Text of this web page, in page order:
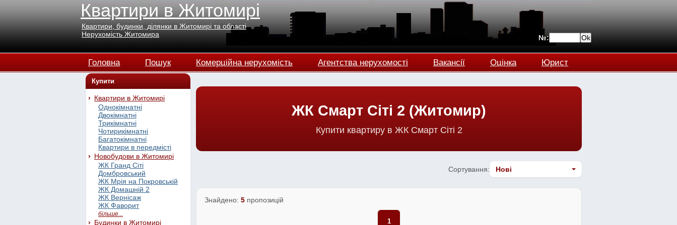
Квартири в Житомирі
№:
Квартири, будинки, ділянки в Житомирі та області
Нерухомість Житомира
Головна Пошук Комерційна нерухомість Агентства нерухомості Вакансії Оцінка Юрист
Купити
Квартири в Житомирі
Однокімнатні
Двокімнатні
Трикімнатні
Чотирикімнатні
Багатокімнатні
Квартири в передмісті
Новобудови в Житомирі
ЖК Гранд Сіті
Домбровський
ЖК Мрія на Покровській
ЖК Домашній 2
ЖК Вернісаж
ЖК Фаворит
більше...
Будинки в Житомирі
ЖК Смарт Сіті 2 (Житомир)
Купити квартиру в ЖК Смарт Сіті 2
Сортування:
Знайдено: 5 пропозицій
1